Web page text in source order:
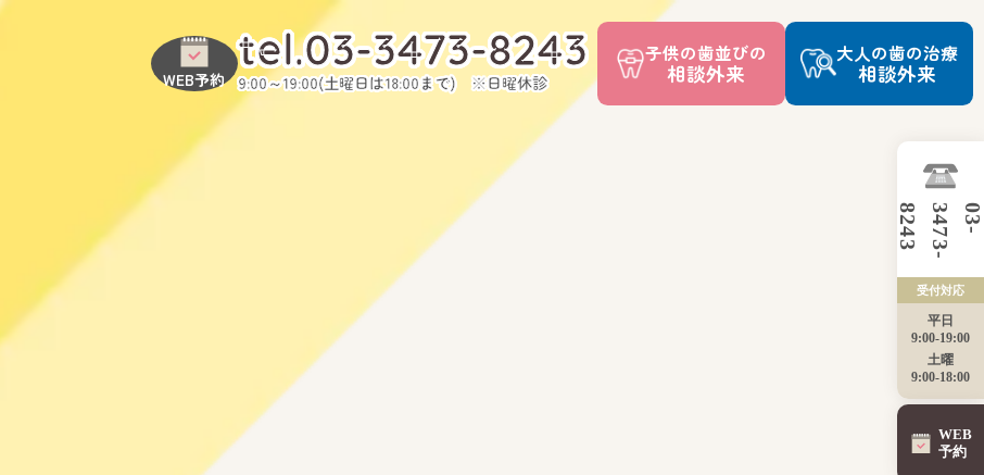
WEB予約
tel.03-3473-8243
9:00～19:00(土曜日は18:00まで) ※日曜休診
子供の歯並びの
相談外来
大人の歯の治療
相談外来
0
3
-
3
4
7
3
-
8
2
4
3
受付対応
平日
9:00-19:00
土曜
9:00-18:00
WEB
予約